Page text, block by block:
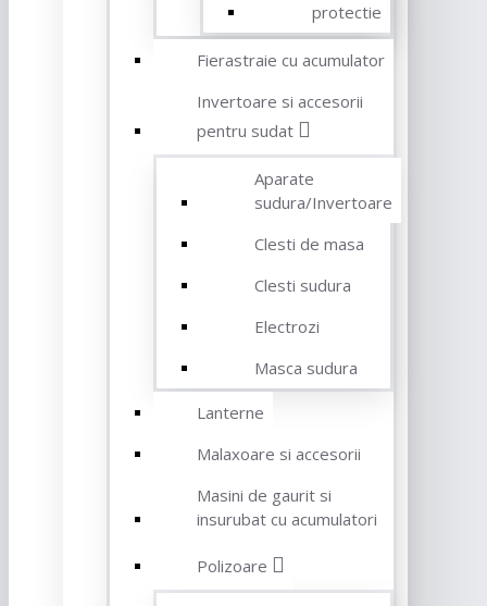
protectie
Fierastraie cu acumulator
Invertoare si accesorii
pentru sudat
Aparate
sudura/Invertoare
Clesti de masa
Clesti sudura
Electrozi
Masca sudura
Lanterne
Malaxoare si accesorii
Masini de gaurit si
insurubat cu acumulatori
Polizoare